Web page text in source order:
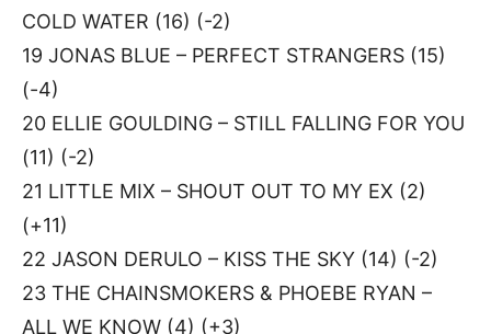
COLD WATER (16) (-2)
19 JONAS BLUE – PERFECT STRANGERS (15)
(-4)
20 ELLIE GOULDING – STILL FALLING FOR YOU
(11) (-2)
21 LITTLE MIX – SHOUT OUT TO MY EX (2)
(+11)
22 JASON DERULO – KISS THE SKY (14) (-2)
23 THE CHAINSMOKERS & PHOEBE RYAN –
ALL WE KNOW (4) (+3)